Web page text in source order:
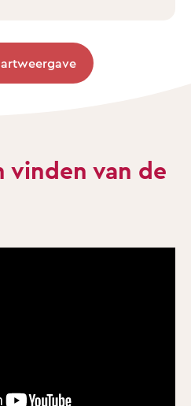
vinden van de